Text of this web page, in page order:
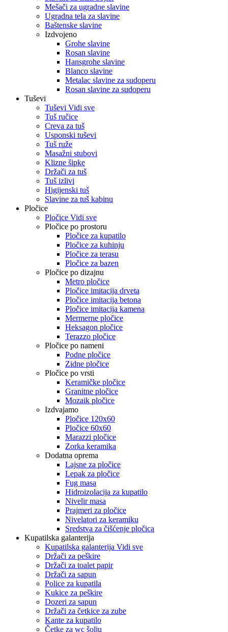
Mešači za ugradne slavine
Ugradna tela za slavine
Baštenske slavine
Izdvojeno
Grohe slavine
Rosan slavine
Hansgrohe slavine
Blanco slavine
Metalac slavine za sudoperu
Rosan slavine za sudoperu
Tuševi
Tuševi Vidi sve
Tuš ručice
Creva za tuš
Usponski tuševi
Tuš ruže
Masažni stubovi
Klizne šipke
Držači za tuš
Tuš izlivi
Higijenski tuš
Slavine za tuš kabinu
Pločice
Pločice Vidi sve
Pločice po prostoru
Pločice za kupatilo
Pločice za kuhinju
Pločice za terasu
Pločice za bazen
Pločice po dizajnu
Metro pločice
Pločice imitacija drveta
Pločice imitacija betona
Pločice imitacija kamena
Mermerne pločice
Heksagon pločice
Terazzo pločice
Pločice po nameni
Podne pločice
Zidne pločice
Pločice po vrsti
Keramičke pločice
Granitne pločice
Mozaik pločice
Izdvajamo
Pločice 120x60
Pločice 60x60
Marazzi pločice
Zorka keramika
Dodatna oprema
Lajsne za pločice
Lepak za pločice
Fug masa
Hidroizolacija za kupatilo
Nivelir masa
Prajmeri za pločice
Nivelatori za keramiku
Sredstva za čišćenje pločica
Kupatilska galanterija
Kupatilska galanterija Vidi sve
Držači za peškire
Držači za toalet papir
Držači za sapun
Police za kupatila
Kukice za peškire
Dozeri za sapun
Držači za četkice za zube
Kante za kupatilo
Četke za wc šolju